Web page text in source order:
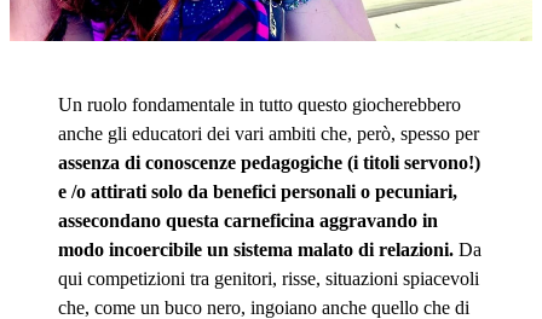
Un ruolo fondamentale in tutto questo giocherebbero
anche gli educatori dei vari ambiti che, però, spesso per
assenza di conoscenze pedagogiche (i titoli servono!)
e /o attirati solo da benefici personali o pecuniari,
assecondano questa carneficina aggravando in
modo incoercibile un sistema malato di relazioni. Da
qui competizioni tra genitori, risse, situazioni spiacevoli
che, come un buco nero, ingoiano anche quello che di